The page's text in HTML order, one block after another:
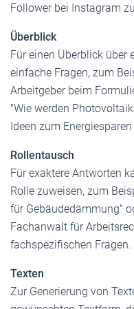
Follower bei Instagram
Überblick
Für einen Überblick über
einfache Fragen, zum
Arbeitgeber beim
"Wie werden
Ideen zum
Rollentausch
Für exaktere Antworten
Rolle zuweisen, zum
für Gebäudedämmung"
Fachanwalt für
fachspezifischen Fragen.
Texten
Zur Generierung von